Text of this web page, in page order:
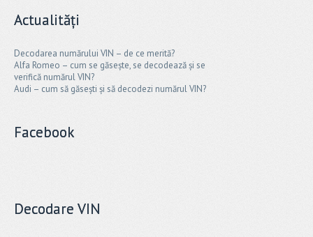
Actualități
Decodarea numărului VIN – de ce merită?
Alfa Romeo – cum se găsește, se decodează și se
verifică numărul VIN?
Audi – cum să găsești și să decodezi numărul VIN?
Facebook
Decodare VIN